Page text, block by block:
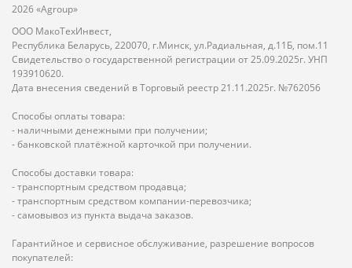
2026 «Agroup»
ООО МакоТехИнвест,
Республика Беларусь, 220070, г.Минск, ул.Радиальная, д.11Б, пом.11
Свидетельство о государственной регистрации от 25.09.2025г. УНП
193910620.
Дата внесения сведений в Торговый реестр 21.11.2025г. №762056
Способы оплаты товара:
- наличными денежными при получении;
- банковской платёжной карточкой при получении.
Способы доставки товара:
- транспортным средством продавца;
- транспортным средством компании-перевозчика;
- самовывоз из пункта выдача заказов.
Гарантийное и сервисное обслуживание, разрешение вопросов
покупателей: